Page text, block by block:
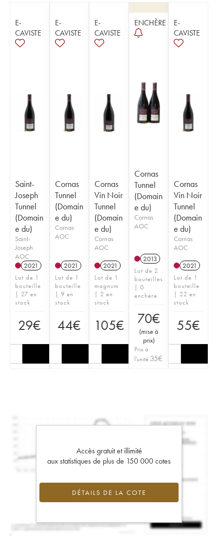
E-
CAVISTE
Saint-
Joseph
Tunnel
(Domain
e du)
Saint-
Joseph
AOC
2021
Lot de 1
bouteille
| 27 en
stock
29€
E-
CAVISTE
Cornas
Tunnel
(Domain
e du)
Cornas
AOC
2021
Lot de 1
bouteille
| 9 en
stock
44€
E-
CAVISTE
Cornas
Vin Noir
Tunnel
(Domain
e du)
Cornas
AOC
2021
Lot de 1
magnum
| 2 en
stock
105€
ENCHÈRE
Cornas
Tunnel
(Domain
e du)
Cornas
AOC
2013
Lot de 2
bouteilles
| 0
enchère
70€
(mise à
prix)
Prix à
l'unité 35€
E-
CAVISTE
Cornas
Vin Noir
Tunnel
(Domain
e du)
Cornas
AOC
2021
Lot de 1
bouteille
| 22 en
stock
55€
Accès gratuit et illimité
aux statistiques de plus de 150 000 cotes
DÉTAILS DE LA COTE